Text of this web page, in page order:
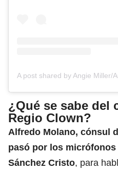
¿Qué se sabe del
Regio Clown?
Alfredo Molano, cónsul
pasó por los
Sánchez Cristo, para